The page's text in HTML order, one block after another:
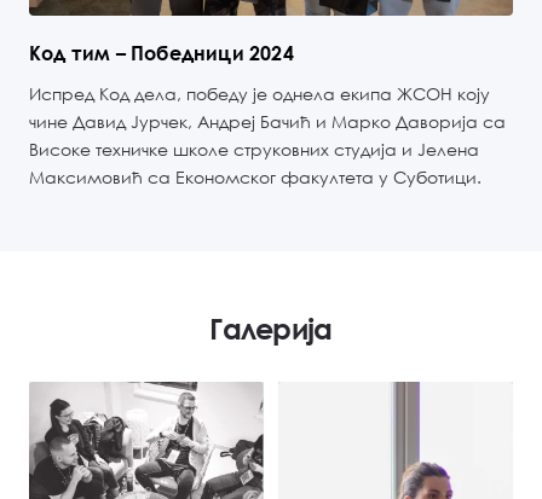
Код тим – Победници 2024
Испред Код дела, победу је однела екипа ЖСОН коју
чине Давид Јурчек, Андреј Бачић и Марко Даворија са
Високе техничке школе струковних студија и Јелена
Максимовић са Економског факултета у Суботици.
Галерија